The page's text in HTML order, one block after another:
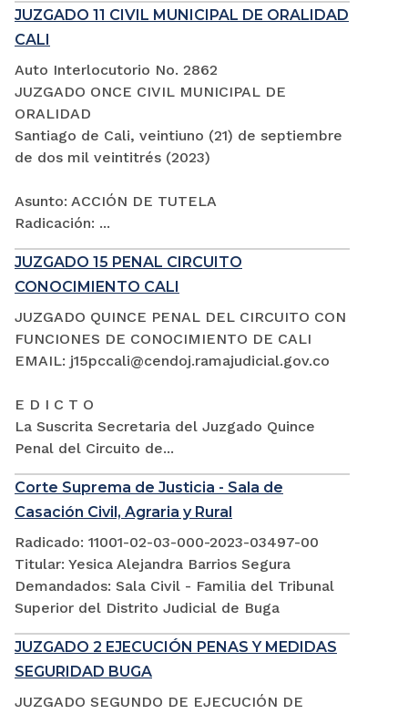
JUZGADO 11 CIVIL MUNICIPAL DE ORALIDAD
CALI
Auto Interlocutorio No. 2862
JUZGADO ONCE CIVIL MUNICIPAL DE
ORALIDAD
Santiago de Cali, veintiuno (21) de septiembre
de dos mil veintitrés (2023)
Asunto: ACCIÓN DE TUTELA
Radicación: ...
JUZGADO 15 PENAL CIRCUITO
CONOCIMIENTO CALI
JUZGADO QUINCE PENAL DEL CIRCUITO CON
FUNCIONES DE CONOCIMIENTO DE CALI
EMAIL: j15pccali@cendoj.ramajudicial.gov.co
E D I C T O
La Suscrita Secretaria del Juzgado Quince
Penal del Circuito de...
Corte Suprema de Justicia - Sala de
Casación Civil, Agraria y Rural
Radicado: 11001-02-03-000-2023-03497-00
Titular: Yesica Alejandra Barrios Segura
Demandados: Sala Civil - Familia del Tribunal
Superior del Distrito Judicial de Buga
JUZGADO 2 EJECUCIÓN PENAS Y MEDIDAS
SEGURIDAD BUGA
JUZGADO SEGUNDO DE EJECUCIÓN DE